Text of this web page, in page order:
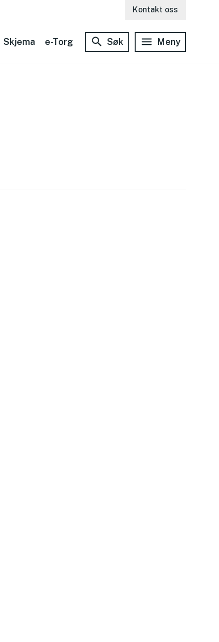
Kontakt oss
Skjema e-Torg Søk Meny